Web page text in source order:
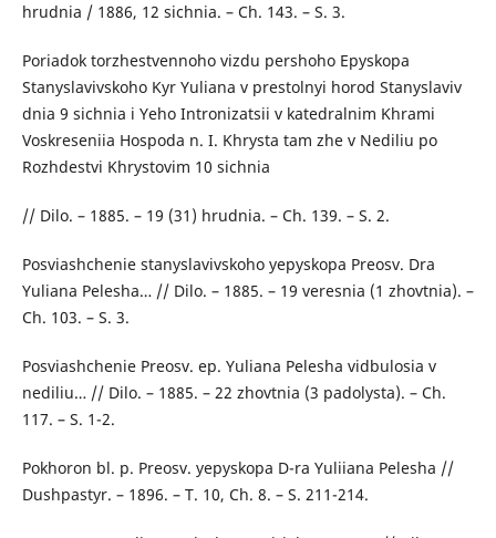
hrudnia / 1886, 12 sichnia. – Ch. 143. – S. 3.
Poriadok torzhestvennoho vizdu pershoho Epyskopa
Stanyslavivskoho Kyr Yuliana v prestolnyi horod Stanyslaviv
dnia 9 sichnia i Yeho Intronizatsii v katedralnim Khrami
Voskreseniia Hospoda n. I. Khrysta tam zhe v Nediliu po
Rozhdestvi Khrystovim 10 sichnia
// Dilo. – 1885. – 19 (31) hrudnia. – Ch. 139. – S. 2.
Posviashchenie stanyslavivskoho yepyskopa Preosv. Dra
Yuliana Pelesha… // Dilo. – 1885. – 19 veresnia (1 zhovtnia). –
Ch. 103. – S. 3.
Posviashchenie Preosv. ep. Yuliana Pelesha vidbulosia v
nediliu… // Dilo. – 1885. – 22 zhovtnia (3 padolysta). – Ch.
117. – S. 1-2.
Pokhoron bl. p. Preosv. yepyskopa D-ra Yuliiana Pelesha //
Dushpastyr. – 1896. – T. 10, Ch. 8. – S. 211-214.